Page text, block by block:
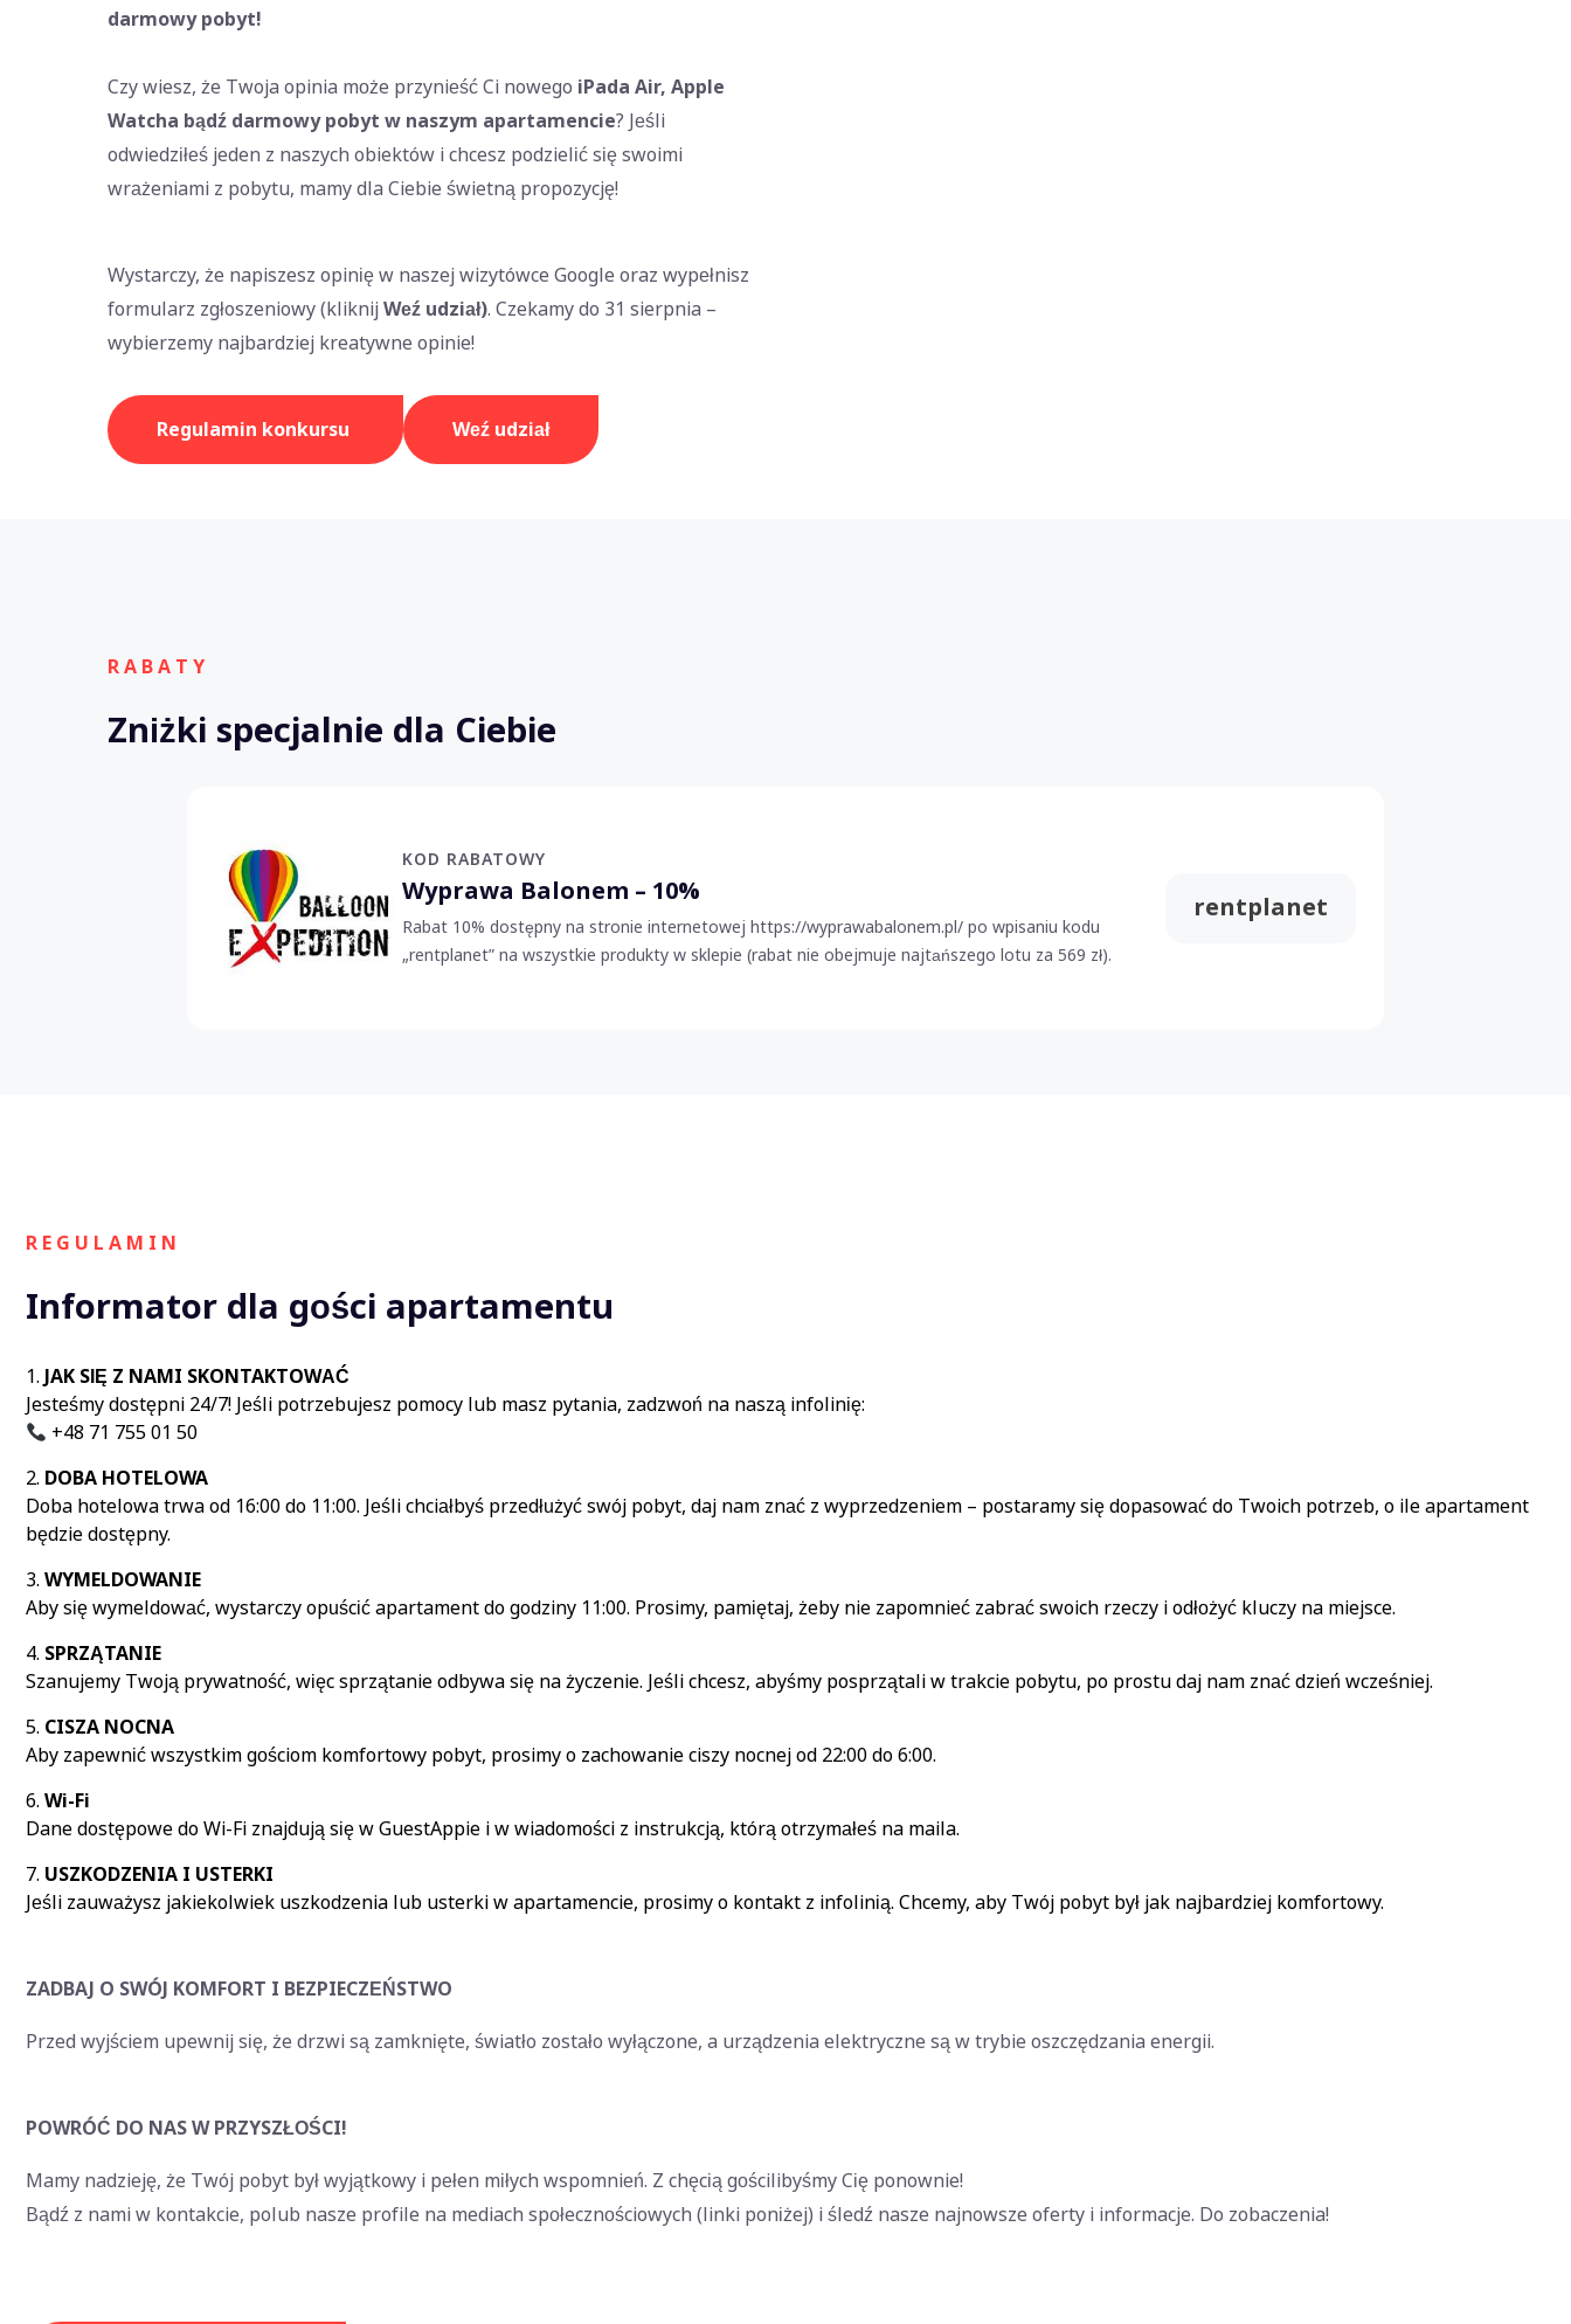
darmowy pobyt!
Czy wiesz, że Twoja opinia może przynieść Ci nowego iPada Air, Apple
Watcha bądź darmowy pobyt w naszym apartamencie? Jeśli
odwiedziłeś jeden z naszych obiektów i chcesz podzielić się swoimi
wrażeniami z pobytu, mamy dla Ciebie świetną propozycję!
Wystarczy, że napiszesz opinię w naszej wizytówce Google oraz wypełnisz
formularz zgłoszeniowy (kliknijWeź udział). Czekamy do 31 sierpnia –
wybierzemy najbardziej kreatywne opinie!
Regulamin konkursu Weź udział
R A B A T Y
Zniżki specjalnie dla Ciebie
KOD RABATOWY
Wyprawa Balonem – 10%
Rabat 10% dostępny na stronie internetowej https://wyprawabalonem.pl/ po wpisaniu kodu
„rentplanet” na wszystkie produkty w sklepie (rabat nie obejmuje najtańszego lotu za 569 zł).
rentplanet
R E G U L A M I N
Informator dla gości apartamentu
JAK SIĘ Z NAMI SKONTAKTOWAĆ
Jesteśmy dostępni 24/7! Jeśli potrzebujesz pomocy lub masz pytania, zadzwoń na naszą infolinię:
+48 71 755 01 50
DOBA HOTELOWA
Doba hotelowa trwa od 16:00 do 11:00. Jeśli chciałbyś przedłużyć swój pobyt, daj nam znać z wyprzedzeniem – postaramy się dopasować do Twoich potrzeb, o ile apartament
będzie dostępny.
WYMELDOWANIE
Aby się wymeldować, wystarczy opuścić apartament do godziny 11:00. Prosimy, pamiętaj, żeby nie zapomnieć zabrać swoich rzeczy i odłożyć kluczy na miejsce.
SPRZĄTANIE
Szanujemy Twoją prywatność, więc sprzątanie odbywa się na życzenie. Jeśli chcesz, abyśmy posprzątali w trakcie pobytu, po prostu daj nam znać dzień wcześniej.
CISZA NOCNA
Aby zapewnić wszystkim gościom komfortowy pobyt, prosimy o zachowanie ciszy nocnej od 22:00 do 6:00.
Wi-Fi
Dane dostępowe do Wi-Fi znajdują się w GuestAppie i w wiadomości z instrukcją, którą otrzymałeś na maila.
USZKODZENIA I USTERKI
Jeśli zauważysz jakiekolwiek uszkodzenia lub usterki w apartamencie, prosimy o kontakt z infolinią. Chcemy, aby Twój pobyt był jak najbardziej komfortowy.
ZADBAJ O SWÓJ KOMFORT I BEZPIECZEŃSTWO
Przed wyjściem upewnij się, że drzwi są zamknięte, światło zostało wyłączone, a urządzenia elektryczne są w trybie oszczędzania energii.
POWRÓĆ DO NAS W PRZYSZŁOŚCI!
Mamy nadzieję, że Twój pobyt był wyjątkowy i pełen miłych wspomnień. Z chęcią gościlibyśmy Cię ponownie!
Bądź z nami w kontakcie, polub nasze profile na mediach społecznościowych (linki poniżej) i śledź nasze najnowsze oferty i informacje. Do zobaczenia!